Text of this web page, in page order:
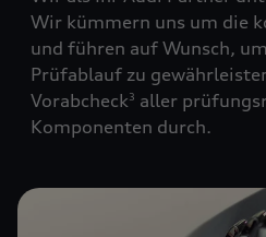
Wir kümmern uns um die
und führen auf Wunsch,
Prüfablauf zu
Vorabcheck3 aller
Komponenten durch.